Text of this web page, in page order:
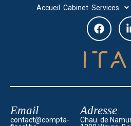
Accueil Cabinet Services
Email
contact@compta-
Adresse
Chau. de